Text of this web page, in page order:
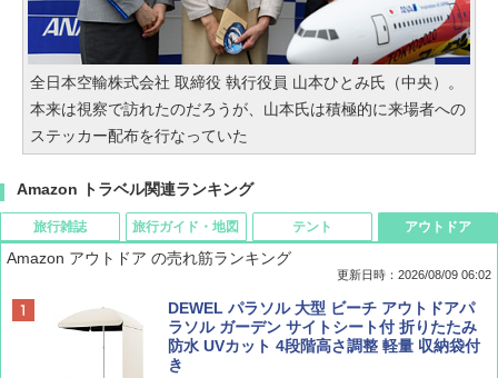
全日本空輸株式会社 取締役 執行役員 山本ひとみ氏（中央）。
本来は視察で訪れたのだろうが、山本氏は積極的に来場者への
ステッカー配布を行なっていた
Amazon トラベル関連ランキング
旅行雑誌
BE-PAL(ビ-パル) 2026年 9 月号【特別付録:
SOTO ミニマル"旅"財布 ランダム2種】
￥1,500
旅行ガイド・地図
地球の歩き方 スター・ウォーズ
￥2,695
テント
[キャンパーズコレクション 山善] ポップアッ
プテント 傘みたいに広げて畳める パッとサ
ッとサンシェード キューブ フルクローズ メ
ッシュ 簡単設置 ワンタッチテント キャンプ
アウトドア
Amazon アウトドア の売れ筋ランキング
更新日時：2026/08/09 06:02
DEWEL パラソル 大型 ビーチ アウトドアパ
ラソル ガーデン サイトシート付 折りたたみ
防水 UVカット 4段階高さ調整 軽量 収納袋付
き